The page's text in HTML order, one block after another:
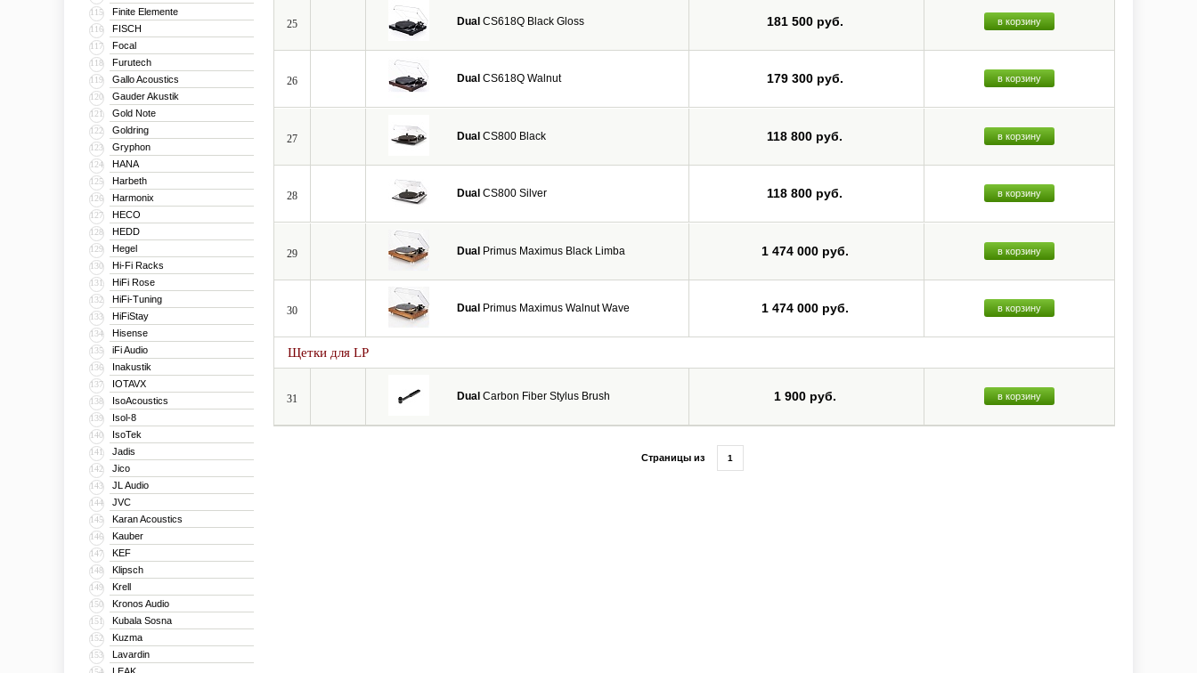
115 Finite Elemente
116 FISCH
117 Focal
118 Furutech
119 Gallo Acoustics
120 Gauder Akustik
121 Gold Note
122 Goldring
123 Gryphon
124 HANA
125 Harbeth
126 Harmonix
127 HECO
128 HEDD
129 Hegel
130 Hi-Fi Racks
131 HiFi Rose
132 HiFi-Tuning
133 HiFiStay
134 Hisense
135 iFi Audio
136 Inakustik
137 IOTAVX
138 IsoAcoustics
139 Isol-8
140 IsoTek
141 Jadis
142 Jico
143 JL Audio
144 JVC
145 Karan Acoustics
146 Kauber
147 KEF
148 Klipsch
149 Krell
150 Kronos Audio
151 Kubala Sosna
152 Kuzma
153 Lavardin
25 Dual CS618Q Black Gloss 181 500 руб. в корзину
26 Dual CS618Q Walnut 179 300 руб. в корзину
27 Dual CS800 Black 118 800 руб. в корзину
28 Dual CS800 Silver 118 800 руб. в корзину
29 Dual Primus Maximus Black Limba 1 474 000 руб. в корзину
30 Dual Primus Maximus Walnut Wave 1 474 000 руб. в корзину
Щетки для LP
31 Dual Carbon Fiber Stylus Brush 1 900 руб. в корзину
Страницы из 1